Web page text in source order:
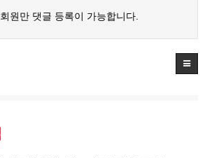
원만 댓글 등록이 가능합니다.